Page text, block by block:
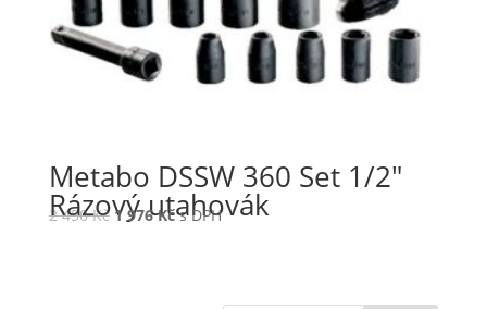
Metabo DSSW 360 Set 1/2″
Rázový utahovák
2 450Kč 1 976Kč s DPH